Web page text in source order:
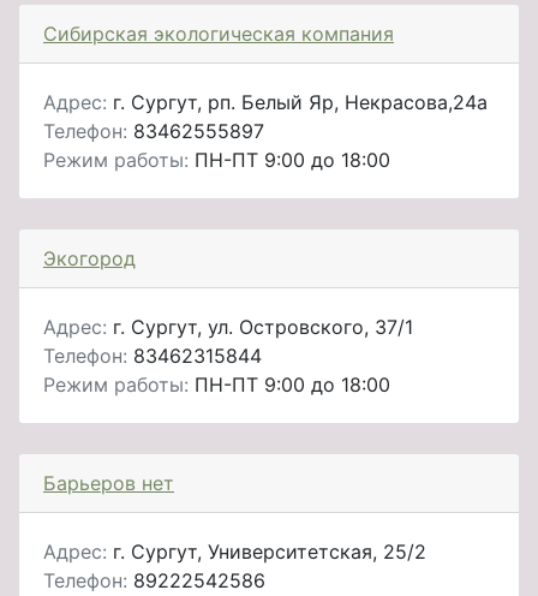
Сибирская экологическая компания
Адрес: г. Сургут, рп. Белый Яр, Некрасова,24а
Телефон: 83462555897
Режим работы: ПН-ПТ 9:00 до 18:00
Экогород
Адрес: г. Сургут, ул. Островского, 37/1
Телефон: 83462315844
Режим работы: ПН-ПТ 9:00 до 18:00
Барьеров нет
Адрес: г. Сургут, Университетская, 25/2
Телефон: 89222542586